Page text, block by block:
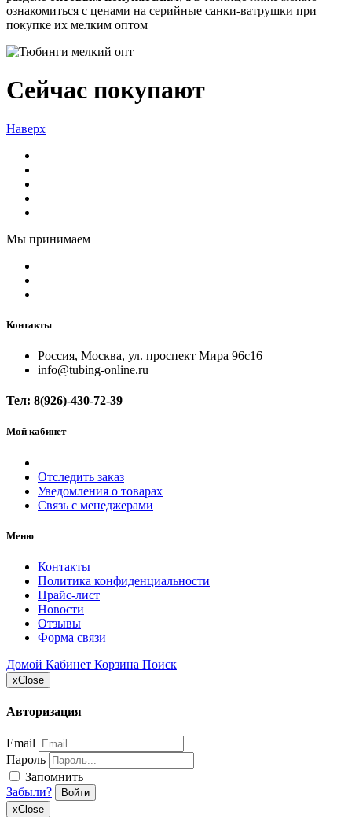
ознакомиться с ценами на серийные санки-ватрушки при
покупке их мелким оптом
Сейчас покупают
Наверх
Мы принимаем
Контакты
Россия, Москва, ул. проспект Мира 96с16
info@tubing-online.ru
Тел: 8(926)-430-72-39
Мой кабинет
Отследить заказ
Уведомления о товарах
Связь с менеджерами
Меню
Контакты
Политика конфиденциальности
Прайс-лист
Новости
Отзывы
Форма связи
Домой Кабинет Корзина Поиск
xClose
Авторизация
Email
Пароль
Запомнить
Забыли?
Войти
xClose